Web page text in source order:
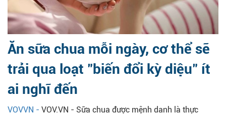
Ăn sữa chua mỗi ngày, cơ thể sẽ
trải qua loạt "biến đổi kỳ diệu" ít
ai nghĩ đến
VOVVN - VOV.VN - Sữa chua được mệnh danh là thực